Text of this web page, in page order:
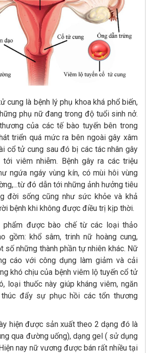
cung là bệnh lý phụ khoa khá phổ biến,
phụ nữ đang trong độ tuổi sinh nở.
của các tế bào tuyến bên trong
triển quá mức ra bên ngoài gây xâm
cổ tử cung sau đó bị các tác nhân gây
viêm nhiễm. Bệnh gây ra các triệu
ngứa ngáy vùng kín, có mùi hôi vùng
đó dẫn tới những ảnh hưởng tiêu
đời sống cũng như sức khỏe và khả
bệnh khi không được điều trị kịp thời.
phẩm được bào chế từ các loại thảo
gồm: khổ sâm, trinh nữ hoàng cung,
số những thành phần tự nhiên khác. Nữ
cáo với công dụng làm giảm và cải
khó chịu của bệnh viêm lộ tuyến cổ tử
loại thuốc này giúp kháng viêm, ngăn
đẩy sự phục hồi các tổn thương
hiện được sản xuất theo 2 dạng đó là
qua đường uống), dạng gel ( sử dụng
nay nữ vương được bán rất nhiều tại